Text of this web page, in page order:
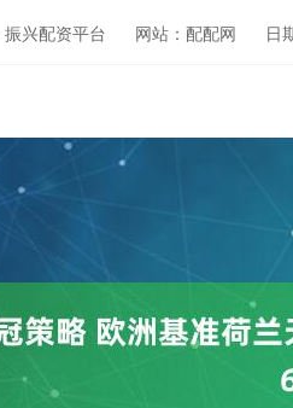
兴配资平台 网站：配配网 日